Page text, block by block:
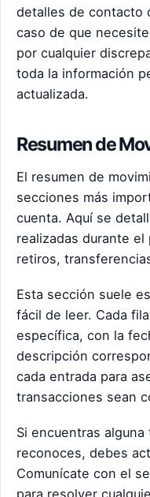
detalles de contacto
caso de que
por cualquier
toda la información
actualizada.
Resumen de
El resumen de
secciones más
cuenta. Aquí se
realizadas durante
retiros,
Esta sección suele
fácil de leer. Cada
específica, con la
descripción
cada entrada para
transacciones sean
Si encuentras
reconoces, debes
Comunícate con el
para resolver